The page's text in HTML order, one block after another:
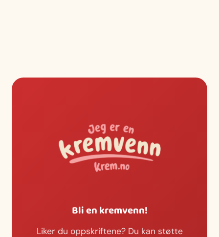
Bli en kremvenn!
Liker du oppskriftene? Du kan støtte